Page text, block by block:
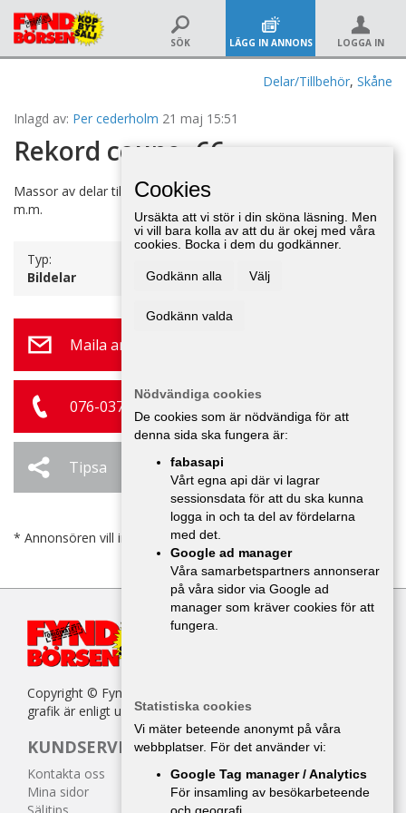
SÖK LÄGG IN ANNONS LOGGA IN
Delar/Tillbehör, Skåne
Inlagd av: Per cederholm 21 maj 15:51
Rekord coupe -66
Massor av delar till Rekord coupe 1966: Skärmar, bakljus, grill
m.m.
Typ:
Bildelar
Maila annonsör
076-037 07 19
Tipsa
* Annonsören vill inte bli kontaktad av försäljare.
Copyright © Fyndbörsen. All kopiering av texter, bilder eller
grafik är enligt upphovsrättslagen förbjuden.
KUNDSERVICE
Kontakta oss
Mina sidor
Cookies
Ursäkta att vi stör i din sköna läsning. Men
vi vill bara kolla av att du är okej med våra
cookies. Bocka i dem du godkänner.
Godkänn alla Välj
Godkänn valda
Nödvändiga cookies
De cookies som är nödvändiga för att
denna sida ska fungera är:
fabasapi
Vårt egna api där vi lagrar
sessionsdata för att du ska kunna
logga in och ta del av fördelarna
med det.
Google ad manager
Våra samarbetspartners annonserar
på våra sidor via Google ad
manager som kräver cookies för att
fungera.
Statistiska cookies
Vi mäter beteende anonymt på våra
webbplatser. För det använder vi:
Google Tag manager / Analytics
För insamling av besökarbeteende